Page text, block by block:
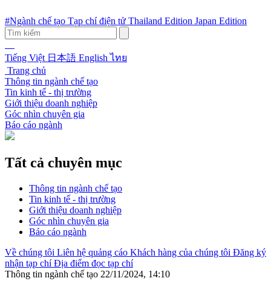
#Ngành chế tạo Tạp chí điện tử Thailand Edition Japan Edition
Tiếng Việt 日本語 Englishไทย
Trang chủ
Thông tin ngành chế tạo
Tin kinh tế - thị trường
Giới thiệu doanh nghiệp
Góc nhìn chuyên gia
Báo cáo ngành
Tất cả chuyên mục
Thông tin ngành chế tạo
Tin kinh tế - thị trường
Giới thiệu doanh nghiệp
Góc nhìn chuyên gia
Báo cáo ngành
Về chúng tôi Liên hệ quảng cáo Khách hàng của chúng tôi Đăng ký
nhận tạp chíĐịa điểm đọc tạp chí
Thông tin ngành chế tạo 22/11/2024, 14:10